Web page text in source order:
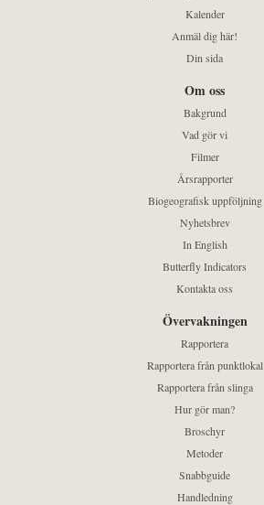
Kalender
Anmäl dig här!
Din sida
Om oss
Bakgrund
Vad gör vi
Filmer
Årsrapporter
Biogeografisk uppföljning
Nyhetsbrev
In English
Butterfly Indicators
Kontakta oss
Övervakningen
Rapportera
Rapportera från punktlokal
Rapportera från slinga
Hur gör man?
Broschyr
Metoder
Snabbguide
Handledning